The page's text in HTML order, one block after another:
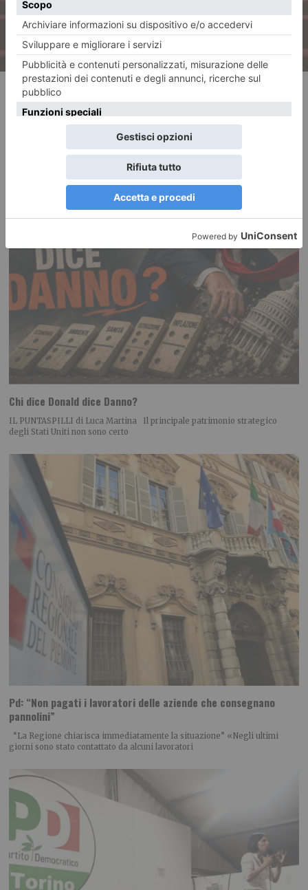
RECENTI:
Chi dice Donald dice Danno?
IL PUNTASPILLI di Luca Martina Il principale patrimonio strategico
degli Stati Uniti non sono certo
Pd: “Non pagati i lavoratori delle aziende che consegnano
pannolini”
“La Regione chiarisca immediatamente la situazione” «Negli ultimi
giorni sono stato contattato da alcuni lavoratori